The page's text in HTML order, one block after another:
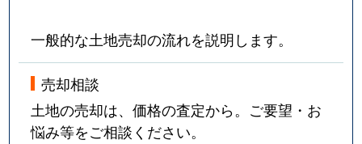
一般的な土地売却の流れを説明します。
売却相談
土地の売却は、価格の査定から。ご要望・お
悩み等をご相談ください。